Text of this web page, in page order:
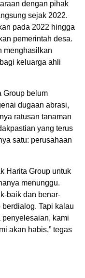
dengan pihak
sejak 2022.
pada 2022 hingga
pemerintah desa.
menghasilkan
keluarga ahli
Group belum
dugaan abrasi,
ratusan tanaman
yang terus
satu: perusahaan
Harita Group untuk
menunggu.
baik dan benar-
Tapi kalau
kami
akan habis,” tegas